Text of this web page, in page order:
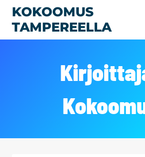
Siirry
sisältöön
KOKOOMUS
TAMPEREELLA